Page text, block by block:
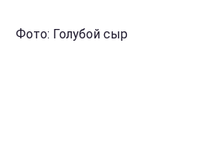
Фото: Голубой сыр